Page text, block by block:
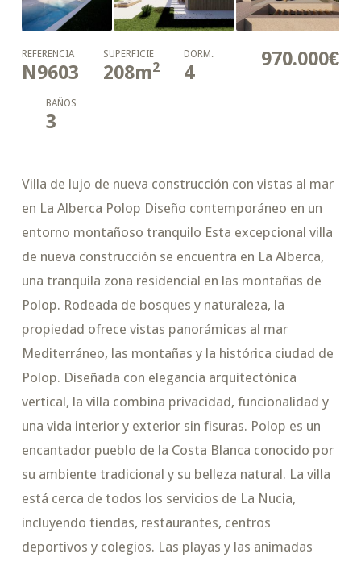
970.000€
REFERENCIA
N9603
SUPERFICIE
208m2
DORM.
4
BAÑOS
3
Villa de lujo de nueva construcción con vistas al mar
en La Alberca Polop Diseño contemporáneo en un
entorno montañoso tranquilo Esta excepcional villa
de nueva construcción se encuentra en La Alberca,
una tranquila zona residencial en las montañas de
Polop. Rodeada de bosques y naturaleza, la
propiedad ofrece vistas panorámicas al mar
Mediterráneo, las montañas y la histórica ciudad de
Polop. Diseñada con elegancia arquitectónica
vertical, la villa combina privacidad, funcionalidad y
una vida interior y exterior sin fisuras. Polop es un
encantador pueblo de la Costa Blanca conocido por
su ambiente tradicional y su belleza natural. La villa
está cerca de todos los servicios de La Nucia,
incluyendo tiendas, restaurantes, centros
deportivos y colegios. Las playas y las animadas